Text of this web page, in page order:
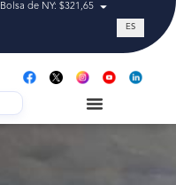
Bolsa de NY: $321,65 Tasa de
ES